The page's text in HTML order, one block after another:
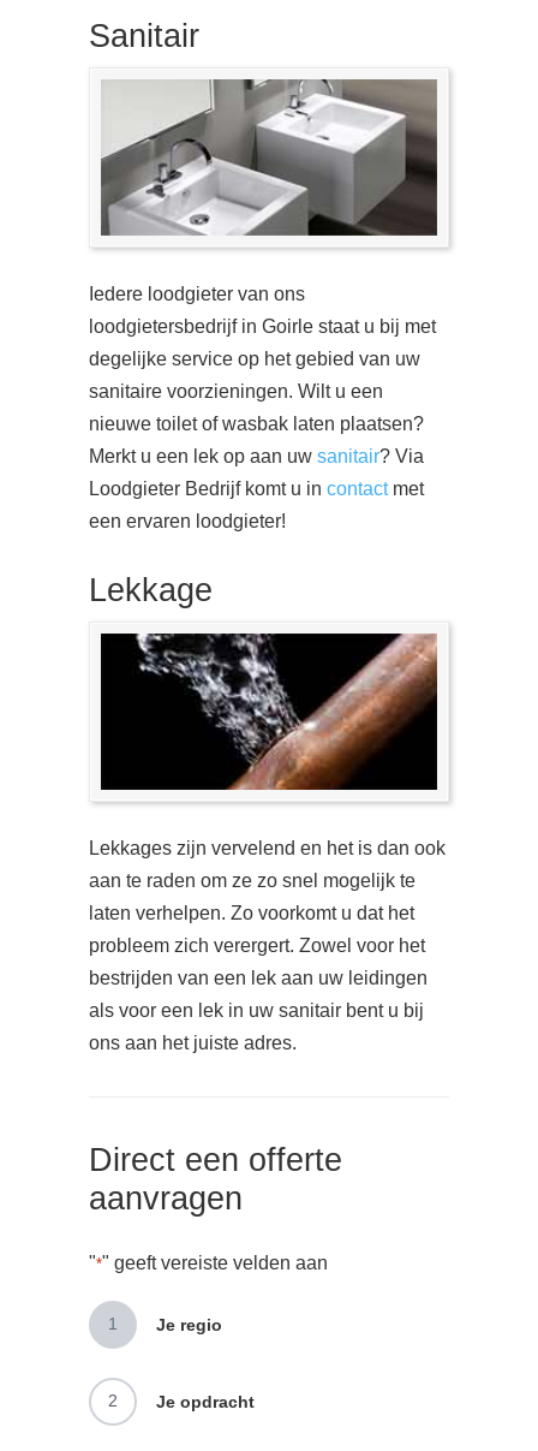
Sanitair
Iedere loodgieter van ons
loodgietersbedrijf in Goirle staat u bij met
degelijke service op het gebied van uw
sanitaire voorzieningen. Wilt u een
nieuwe toilet of wasbak laten plaatsen?
Merkt u een lek op aan uw sanitair? Via
Loodgieter Bedrijf komt u in contactmet
een ervaren loodgieter!
Lekkage
Lekkages zijn vervelend en het is dan ook
aan te raden om ze zo snel mogelijk te
laten verhelpen. Zo voorkomt u dat het
probleem zich verergert. Zowel voor het
bestrijden van een lek aan uw leidingen
als voor een lek in uw sanitair bent u bij
ons aan het juiste adres.
Direct een offerte
aanvragen
"*" geeft vereiste velden aan
1 Je regio
2 Je opdracht